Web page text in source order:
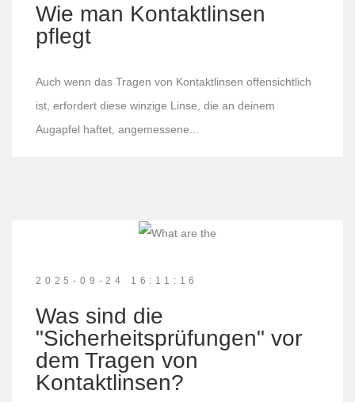
Wie man Kontaktlinsen
pflegt
Auch wenn das Tragen von Kontaktlinsen offensichtlich
ist, erfordert diese winzige Linse, die an deinem
Augapfel haftet, angemessene...
2025-09-24 16:11:16
Was sind die
"Sicherheitsprüfungen" vor
dem Tragen von
Kontaktlinsen?